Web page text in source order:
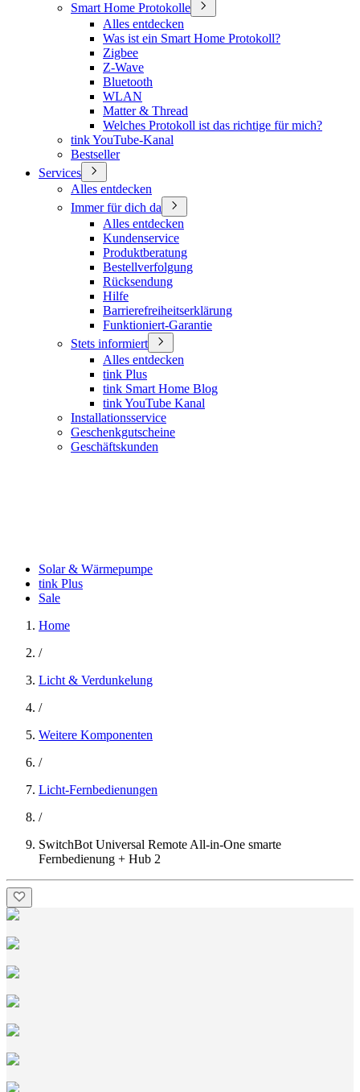
Smart Home Protokolle
Alles entdecken
Was ist ein Smart Home Protokoll?
Zigbee
Z-Wave
Bluetooth
WLAN
Matter & Thread
Welches Protokoll ist das richtige für mich?
tink YouTube-Kanal
Bestseller
Services
Alles entdecken
Immer für dich da
Alles entdecken
Kundenservice
Produktberatung
Bestellverfolgung
Rücksendung
Hilfe
Barrierefreiheitserklärung
Funktioniert-Garantie
Stets informiert
Alles entdecken
tink Plus
tink Smart Home Blog
tink YouTube Kanal
Installationsservice
Geschenkgutscheine
Geschäftskunden
Solar & Wärmepumpe
tink Plus
Sale
Home
/
Licht & Verdunkelung
/
Weitere Komponenten
/
Licht-Fernbedienungen
/
SwitchBot Universal Remote All-in-One smarte
Fernbedienung + Hub 2